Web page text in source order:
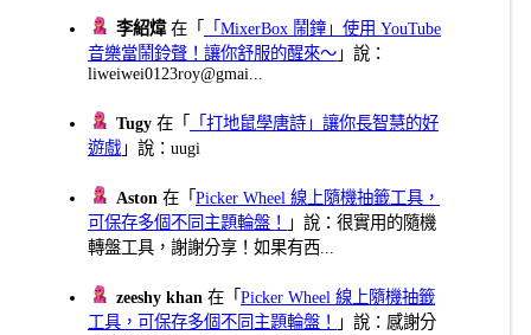
李紹煒在「
「MixerBox 鬧鐘」使用 YouTube
音樂當鬧鈴聲！讓你舒服的醒來～ 」說：
liweiwei0123roy@gmai...
Tugy 在「
「打地鼠學唐詩」讓你長智慧的好
遊戲 」說：uugi
Aston 在「Picker Wheel 線上隨機抽籤工具，
可保存多個不同主題輪盤！
」說：很實用的隨機
轉盤工具，謝謝分享！如果有西...
zeeshy khan 在「Picker Wheel 線上隨機抽籤
工具，可保存多個不同主題輪盤！
」說：感謝分